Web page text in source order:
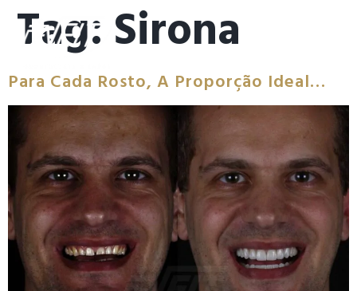
Tag: Sirona
Para Cada Rosto, A Proporção Ideal…